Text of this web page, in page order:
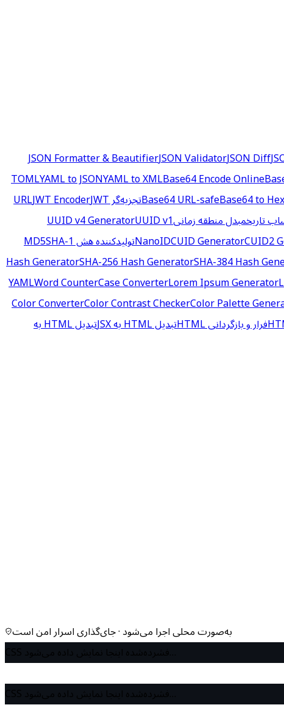
JSON Formatter & BeautifierJSON ValidatorJSON Diff
YAML to JSONYAML to XMLBase64 Encode Online
Base64 URL-safeBase64 to Hex تجزیه‌گر URL JWT EncoderJWT
تاریخمبدل منطقه زمانی UUID v4 GeneratorUUID v1
CUID GeneratorCUID2 تولیدکننده هش MD5SHA-1
Hash GeneratorSHA-256 Hash GeneratorSHA-384 Hash
Word CounterCase ConverterLorem Ipsum Generator
Color ConverterColor Contrast CheckerColor Palette
فرار و بازگردانی HTML تبدیل HTML به JSX
تبدیل HTML به
به‌صورت محلی اجرا می‌شود · جای‌گذاری اسرار امن است